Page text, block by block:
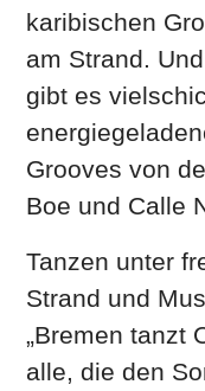
karibischen
am Strand.
gibt es
Grooves von
Boe und Calle
Tanzen unter
Strand und
„Bremen tanzt
alle, die den